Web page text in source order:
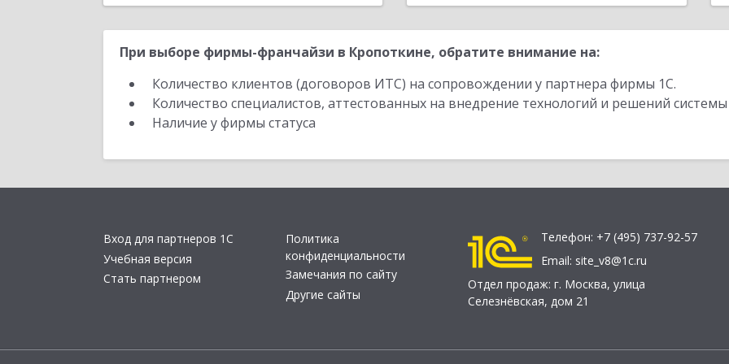
При выборе фирмы-франчайзи в Кропоткине, обратите внимание на:
Количество клиентов (договоров ИТС) на сопровождении у партнера фирмы 1С.
Количество специалистов, аттестованных на внедрение технологий и решений
Наличие у фирмы статуса
Вход для партнеров 1С
Учебная версия
Стать партнером
Политика
конфиденциальности
Замечания по сайту
Другие сайты
Телефон: +7 (495) 737-92-57
Email: site_v8@1c.ru
Отдел продаж: г. Москва, улица
Селезнёвская, дом 21